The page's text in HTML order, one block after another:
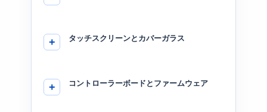
タッチスクリーンとカバーガラス
コントローラーボードとファームウェア